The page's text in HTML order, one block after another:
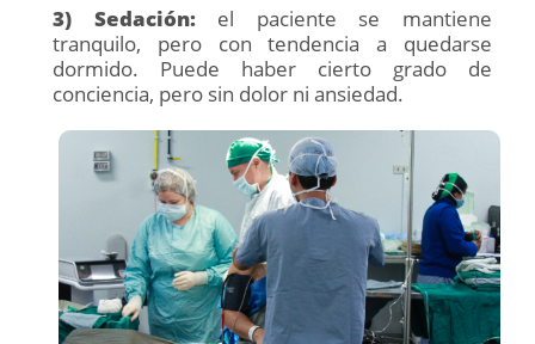
3) Sedación:el paciente se mantiene
tranquilo, pero con tendencia a quedarse
dormido. Puede haber cierto grado de
conciencia, pero sin dolor ni ansiedad.